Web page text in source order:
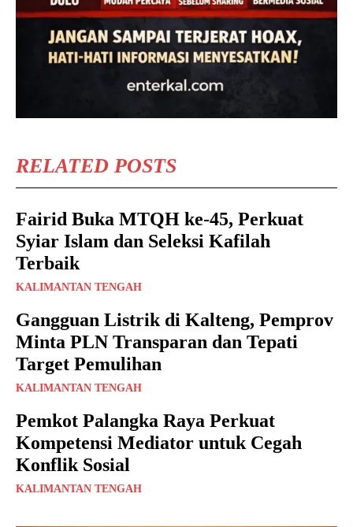
RELATED POSTS
Fairid Buka MTQH ke-45, Perkuat
Syiar Islam dan Seleksi Kafilah
Terbaik
KALIMANTAN TENGAH
Gangguan Listrik di Kalteng, Pemprov
Minta PLN Transparan dan Tepati
Target Pemulihan
KALIMANTAN TENGAH
Pemkot Palangka Raya Perkuat
Kompetensi Mediator untuk Cegah
Konflik Sosial
KALIMANTAN TENGAH